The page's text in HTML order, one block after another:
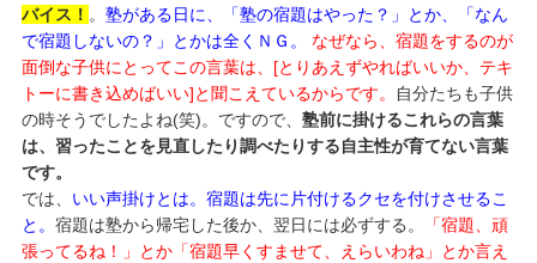
バイス！ 。 塾がある日に、「塾の宿題はやった？」とか、「なん
で宿題しないの？」とかは全くＮＧ。
なぜなら、宿題をするのが
面倒な子供にとってこの言葉は、[とりあえずやればいいか、テキ
トーに書き込めばいい]と聞こえているからです。
自分たちも子供
の時そうでしたよね(笑)。ですので、 塾前に掛けるこれらの言葉
は、習ったことを見直したり調べたりする自主性が育てない言葉
です。
では、 いい声掛けとは。宿題は先に片付けるクセを付けさせるこ
と。 宿題は塾から帰宅した後か、翌日には必ずする。
「宿題、頑
張ってるね！」とか「宿題早くすませて、えらいわね」とか言え